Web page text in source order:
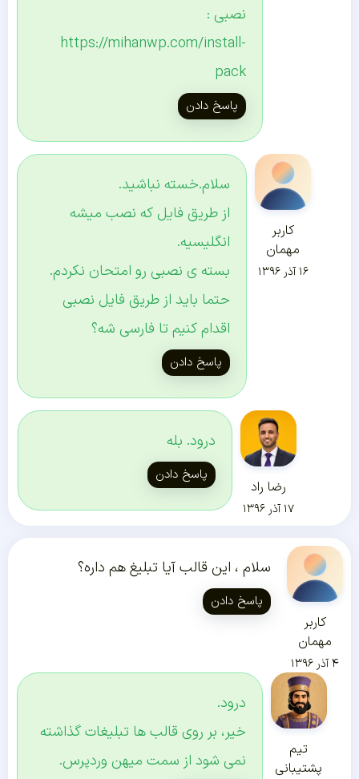
نصبی :
https://mihanwp.com/install-
pack
پاسخ دادن
کاربر
مهمان
۱۶ آذر ۱۳۹۶
سلام.خسته نباشید.
از طریق فایل که نصب میشه
انگلیسیه.
بسته ی نصبی رو امتحان نکردم.
حتما باید از طریق فایل نصبی
اقدام کنیم تا فارسی شه؟
پاسخ دادن
رضا راد
۱۷ آذر ۱۳۹۶
درود. بله
پاسخ دادن
کاربر
مهمان
۴ آذر ۱۳۹۶
سلام ، این قالب آیا تبلیغ هم داره؟
پاسخ دادن
تیم
پشتیبانی
درود.
خیر، بر روی قالب ها تبلیغات گذاشته
نمی شود از سمت میهن وردپرس.